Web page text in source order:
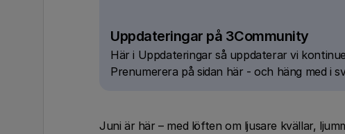
Uppdateringar på 3Community
Här i Uppdateringar så uppdaterar vi
Prenumerera på sidan här - och häng med i
Juni är här – med löften om ljusare kvällar,